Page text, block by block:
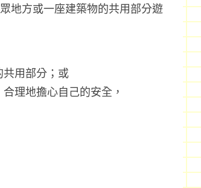
地方或一座建築物的共用部分遊
共用部分；或
理地擔心自己的安全，